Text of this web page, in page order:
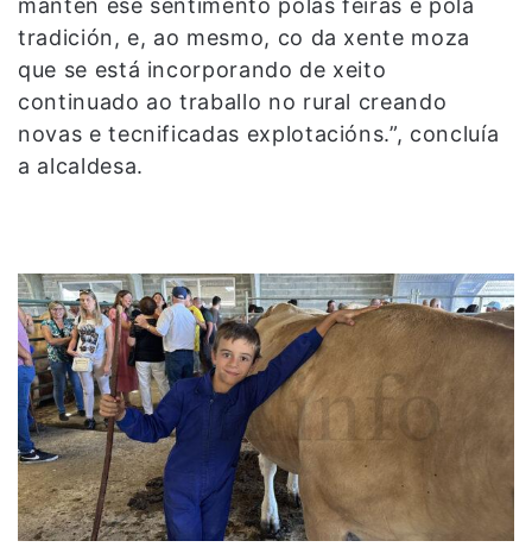
mantén ese sentimento polas feiras e pola
tradición, e, ao mesmo, co da xente moza
que se está incorporando de xeito
continuado ao traballo no rural creando
novas e tecnificadas explotacións.”, concluía
a alcaldesa.